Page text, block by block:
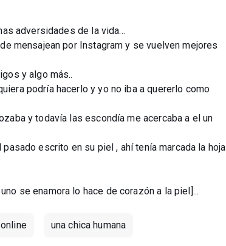
adversidades de la vida...
mensajean por Instagram y se vuelven mejores
y algo más..
podría hacerlo y yo no iba a quererlo como
y todavía las escondía me acercaba a el un
escrito en su piel , ahí tenía marcada la hoja
se enamora lo hace de corazón a la piel]...
una chica humana